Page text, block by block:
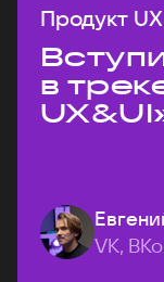
Продукт
в
VK,